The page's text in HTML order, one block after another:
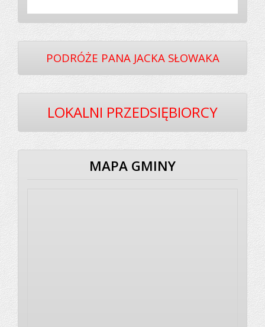
PODRÓŻE PANA JACKA SŁOWAKA
LOKALNI PRZEDSIĘBIORCY
MAPA GMINY